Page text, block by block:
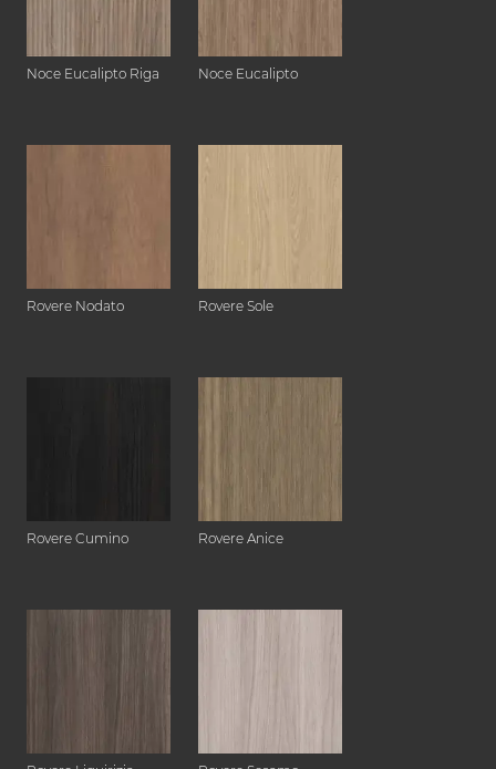
Noce Eucalipto Riga Noce Eucalipto
Rovere Nodato Rovere Sole
Rovere Cumino Rovere Anice